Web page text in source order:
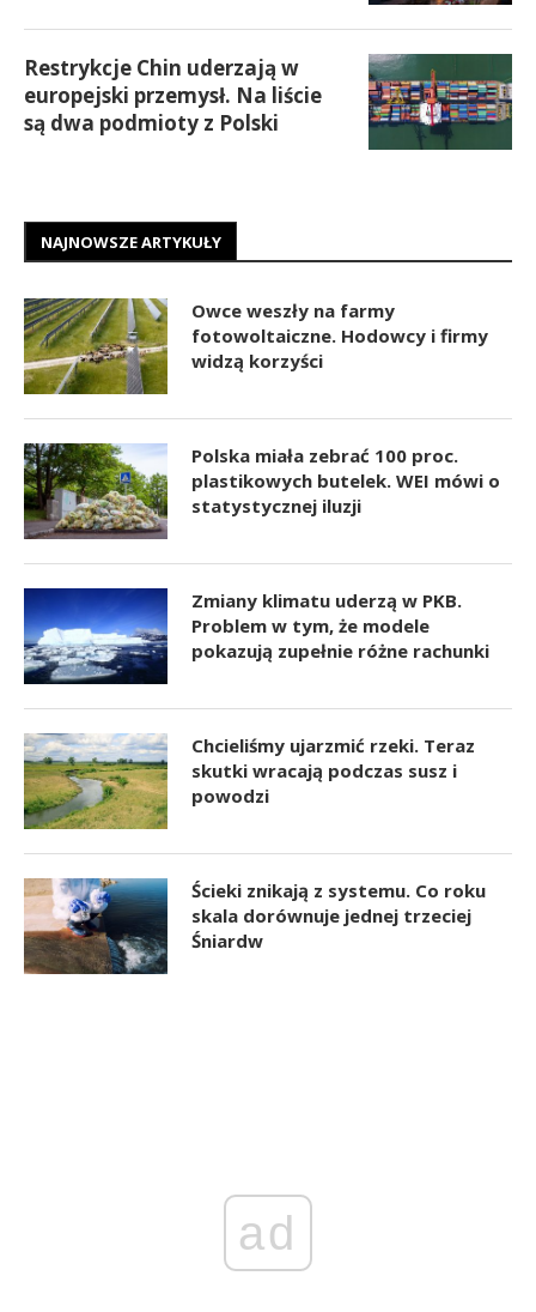
Restrykcje Chin uderzają w
europejski przemysł. Na liście
są dwa podmioty z Polski
NAJNOWSZE ARTYKUŁY
Owce weszły na farmy
fotowoltaiczne. Hodowcy i firmy
widzą korzyści
Polska miała zebrać 100 proc.
plastikowych butelek. WEI mówi o
statystycznej iluzji
Zmiany klimatu uderzą w PKB.
Problem w tym, że modele
pokazują zupełnie różne rachunki
Chcieliśmy ujarzmić rzeki. Teraz
skutki wracają podczas susz i
powodzi
Ścieki znikają z systemu. Co roku
skala dorównuje jednej trzeciej
Śniardw
ad